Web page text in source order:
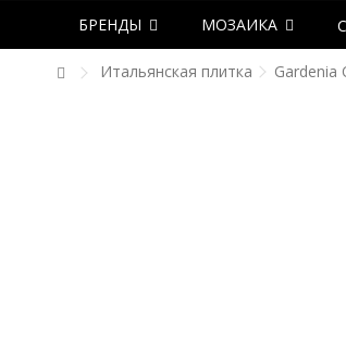
БРЕНДЫ МОЗАИКА
Итальянская плитка Gardenia